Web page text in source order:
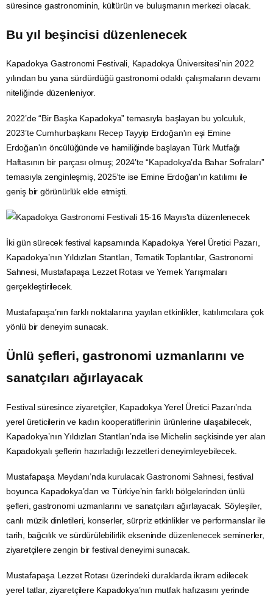
süresince gastronominin, kültürün ve buluşmanın merkezi olacak.
Bu yıl beşincisi düzenlenecek
Kapadokya Gastronomi Festivali, Kapadokya Üniversitesi’nin 2022
yılından bu yana sürdürdüğü gastronomi odaklı çalışmaların devamı
niteliğinde düzenleniyor.
2022’de “Bir Başka Kapadokya” temasıyla başlayan bu yolculuk,
2023’te Cumhurbaşkanı Recep Tayyip Erdoğan'ın eşi Emine
Erdoğan'ın öncülüğünde ve hamiliğinde başlayan Türk Mutfağı
Haftasının bir parçası olmuş; 2024’te “Kapadokya’da Bahar Sofraları”
temasıyla zenginleşmiş, 2025’te ise Emine Erdoğan'ın katılımı ile
geniş bir görünürlük elde etmişti.
İki gün sürecek festival kapsamında Kapadokya Yerel Üretici Pazarı,
Kapadokya’nın Yıldızları Stantları, Tematik Toplantılar, Gastronomi
Sahnesi, Mustafapaşa Lezzet Rotası ve Yemek Yarışmaları
gerçekleştirilecek.
Mustafapaşa’nın farklı noktalarına yayılan etkinlikler, katılımcılara çok
yönlü bir deneyim sunacak.
Ünlü şefleri, gastronomi uzmanlarını ve
sanatçıları ağırlayacak
Festival süresince ziyaretçiler, Kapadokya Yerel Üretici Pazarı’nda
yerel üreticilerin ve kadın kooperatiflerinin ürünlerine ulaşabilecek,
Kapadokya’nın Yıldızları Stantları’nda ise Michelin seçkisinde yer alan
Kapadokyalı şeflerin hazırladığı lezzetleri deneyimleyebilecek.
Mustafapaşa Meydanı’nda kurulacak Gastronomi Sahnesi, festival
boyunca Kapadokya’dan ve Türkiye’nin farklı bölgelerinden ünlü
şefleri, gastronomi uzmanlarını ve sanatçıları ağırlayacak. Söyleşiler,
canlı müzikdinletileri, konserler, sürpriz etkinlikler ve performanslar ile
tarih, bağcılık ve sürdürülebilirlik ekseninde düzenlenecek seminerler,
ziyaretçilere zengin bir festival deneyimi sunacak.
Mustafapaşa Lezzet Rotası üzerindeki duraklarda ikram edilecek
yerel tatlar, ziyaretçilere Kapadokya’nın mutfak hafızasını yerinde